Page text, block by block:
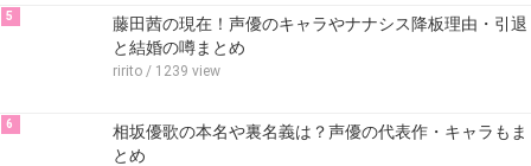
5
藤田茜の現在！声優のキャラやナナシス降板理由・引退
と結婚の噂まとめ
ririto / 1239 view
6
相坂優歌の本名や裏名義は？声優の代表作・キャラもま
とめ